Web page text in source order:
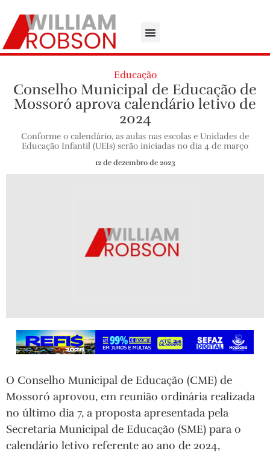
Educação
Conselho Municipal de Educação de
Mossoró aprova calendário letivo de
2024
Conforme o calendário, as aulas nas escolas e Unidades de
Educação Infantil (UEIs) serão iniciadas no dia 4 de março
12 de dezembro de 2023
O Conselho Municipal de Educação (CME) de
Mossoró aprovou, em reunião ordinária realizada
no último dia 7, a proposta apresentada pela
Secretaria Municipal de Educação (SME) para o
calendário letivo referente ao ano de 2024,